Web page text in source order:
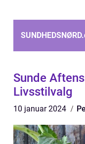
SUNDHEDSNØRD.
Sunde
Livsstilvalg
10 januar 2024